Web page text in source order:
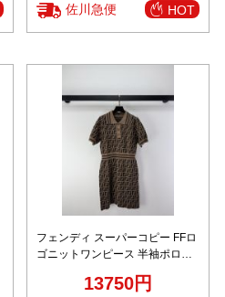
佐川急便 HOT
フェンディ スーパーコピー FFロ
ゴニットワンピース 半袖ポロデ
13750円